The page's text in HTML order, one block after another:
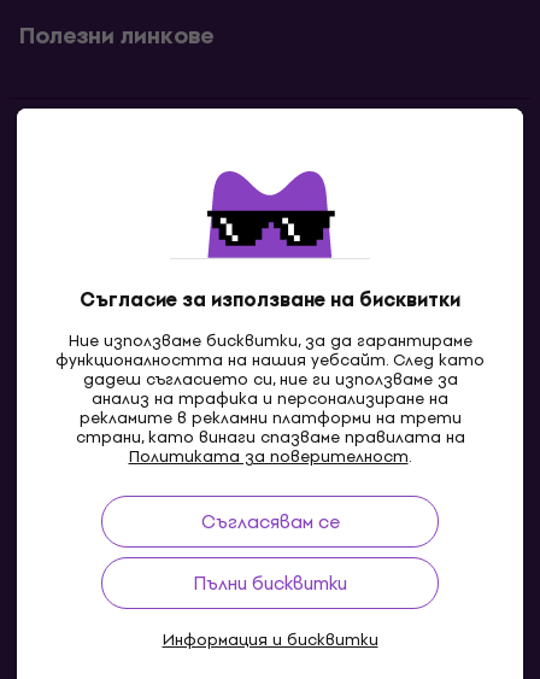
Съгласие за използване на бисквитки
Ние използваме бисквитки, за да гарантираме
функционалността на нашия уебсайт. След като
дадеш съгласието си, ние ги използваме за
анализ на трафика и персонализиране на
рекламите в рекламни платформи на трети
страни, като винаги спазваме правилата на
Политиката за поверителност.
Съгласявам се
Пълни бисквитки
Информация и бисквитки
Полезни линкове
Свържи се с нас
BG
Pazaruvaj - Надежден помощник за покупки